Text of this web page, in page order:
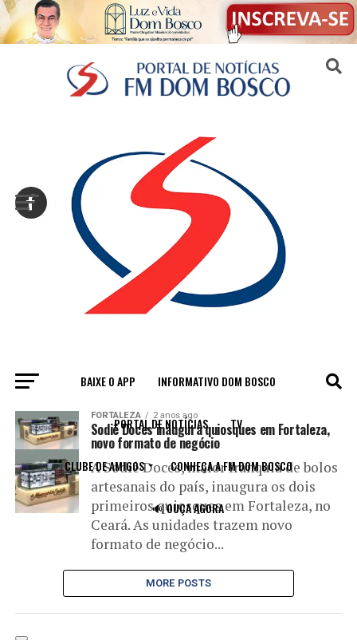
BAIXE O APP INFORMATIVO DOM BOSCO
PORTAL DE NOTÍCIAS TV
CLUBE DE AMIGOS CONHEÇA A FM DOM BOSCO
🔊 OUÇA AGORA
All posts tagged "quisque"
FORTALEZA 2 anos ago
Sodiê Doces inaugura quiosques em Fortaleza,
novo formato de negócio
A Sodiê Doces, maior franquia de bolos
artesanais do país, inaugura os dois
primeiros quiosques em Fortaleza, no
Ceará. As unidades trazem novo
formato de negócio...
MORE POSTS
Sair da versão mobile